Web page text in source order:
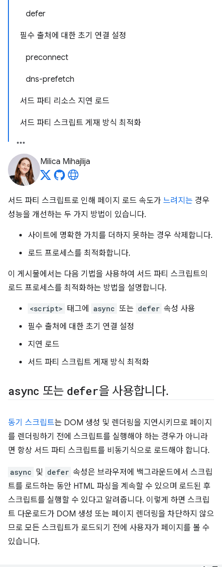
defer
필수 출처에 대한 초기 연결 설정
preconnect
dns-prefetch
서드 파티 리소스 지연 로드
서드 파티 스크립트 게재 방식 최적화
Milica Mihajlija
서드 파티 스크립트로 인해 페이지 로드 속도가 느려지는 경우
성능을 개선하는 두 가지 방법이 있습니다.
사이트에 명확한 가치를 더하지 못하는 경우 삭제합니다.
로드 프로세스를 최적화합니다.
이 게시물에서는 다음 기법을 사용하여 서드 파티 스크립트의
로드 프로세스를 최적화하는 방법을 설명합니다.
<script> 태그에 async 또는 defer 속성 사용
필수 출처에 대한 초기 연결 설정
지연 로드
서드 파티 스크립트 게재 방식 최적화
async 또는 defer을 사용합니다.
동기 스크립트는 DOM 생성 및 렌더링을 지연시키므로 페이지
를 렌더링하기 전에 스크립트를 실행해야 하는 경우가 아니라
면 항상 서드 파티 스크립트를 비동기식으로 로드해야 합니다.
async 및 defer 속성은 브라우저에 백그라운드에서 스크립
트를 로드하는 동안 HTML 파싱을 계속할 수 있으며 로드된 후
스크립트를 실행할 수 있다고 알려줍니다. 이렇게 하면 스크립
트 다운로드가 DOM 생성 또는 페이지 렌더링을 차단하지 않으
므로 모든 스크립트가 로드되기 전에 사용자가 페이지를 볼 수
있습니다.